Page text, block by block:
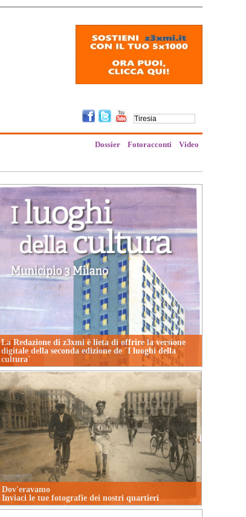
Dossier Fotoracconti Video
La Redazione di z3xmi è lieta di offrire la versione
digitale della seconda edizione de `I luoghi della
cultura`
Dov'eravamo
Inviaci le tue fotografie dei nostri quartieri